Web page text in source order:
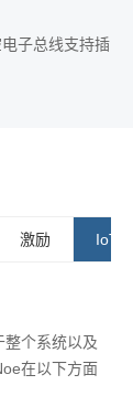
子总线支持插
激励 IoT
整个系统以及
在以下方面